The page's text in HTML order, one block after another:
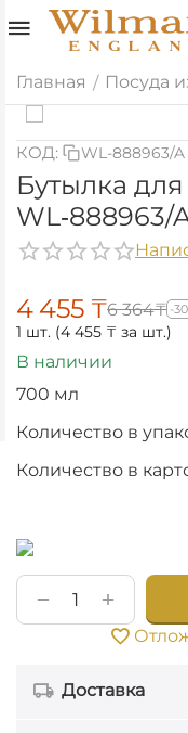
Главная / Посуда
КОД: WL-888963/A
Бутылка
WL‑888963/
4 455 ₸6 364₸ -
1 шт. (4 455 ₸ за шт.)
В наличии
700 мл
Количество в
Количество в
+
−
Доставка